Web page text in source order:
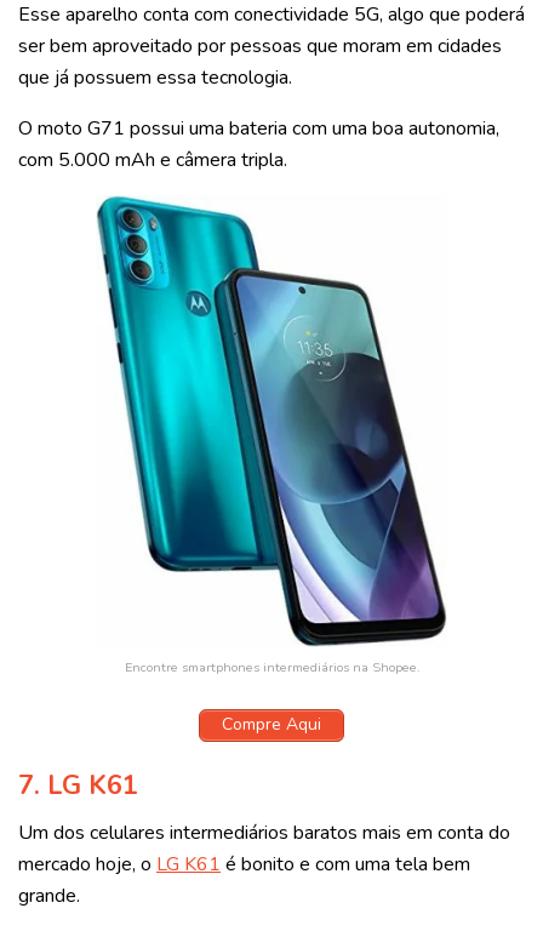
Esse aparelho conta com conectividade 5G, algo que poderá
ser bem aproveitado por pessoas que moram em cidades
que já possuem essa tecnologia.
O moto G71 possui uma bateria com uma boa autonomia,
com 5.000 mAh e câmera tripla.
Encontre smartphones intermediários na Shopee.
Compre Aqui
7. LG K61
Um dos celulares intermediários baratos mais em conta do
mercado hoje, o LG K61 é bonito e com uma tela bem
grande.